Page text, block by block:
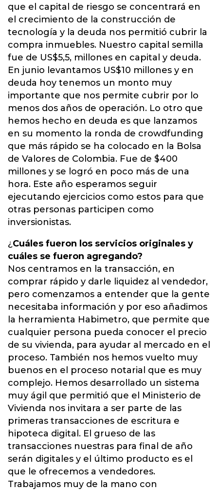
que el capital de riesgo se concentrará en
el crecimiento de la construcción de
tecnología y la deuda nos permitió cubrir la
compra inmuebles. Nuestro capital semilla
fue de US$5,5, millones en capital y deuda.
En junio levantamos US$10 millones y en
deuda hoy tenemos un monto muy
importante que nos permite cubrir por lo
menos dos años de operación. Lo otro que
hemos hecho en deuda es que lanzamos
en su momento la ronda de crowdfunding
que más rápido se ha colocado en la Bolsa
de Valores de Colombia. Fue de $400
millones y se logró en poco más de una
hora. Este año esperamos seguir
ejecutando ejercicios como estos para que
otras personas participen como
inversionistas.
¿Cuáles fueron los servicios originales y
cuáles se fueron agregando?
Nos centramos en la transacción, en
comprar rápido y darle liquidez al vendedor,
pero comenzamos a entender que la gente
necesitaba información y por eso añadimos
la herramienta Habimetro, que permite que
cualquier persona pueda conocer el precio
de su vivienda, para ayudar al mercado en el
proceso. También nos hemos vuelto muy
buenos en el proceso notarial que es muy
complejo. Hemos desarrollado un sistema
muy ágil que permitió que el Ministerio de
Vivienda nos invitara a ser parte de las
primeras transacciones de escritura e
hipoteca digital. El grueso de las
transacciones nuestras para final de año
serán digitales y el último producto es el
que le ofrecemos a vendedores.
Trabajamos muy de la mano con